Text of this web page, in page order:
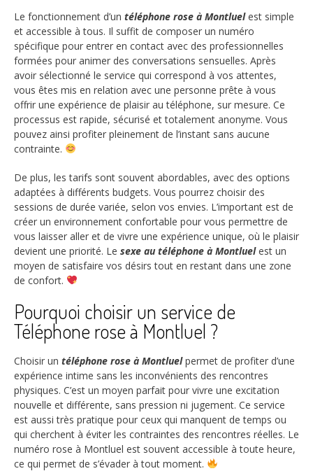
Le fonctionnement d’un téléphone rose à Montluelest simple
et accessible à tous. Il suffit de composer un numéro
spécifique pour entrer en contact avec des professionnelles
formées pour animer des conversations sensuelles. Après
avoir sélectionné le service qui correspond à vos attentes,
vous êtes mis en relation avec une personne prête à vous
offrir une expérience de plaisir au téléphone, sur mesure. Ce
processus est rapide, sécurisé et totalement anonyme. Vous
pouvez ainsi profiter pleinement de l’instant sans aucune
contrainte.
De plus, les tarifs sont souvent abordables, avec des options
adaptées à différents budgets. Vous pourrez choisir des
sessions de durée variée, selon vos envies. L’important est de
créer un environnement confortable pour vous permettre de
vous laisser aller et de vivre une expérience unique, où le plaisir
devient une priorité. Le sexe au téléphone à Montluelest un
moyen de satisfaire vos désirs tout en restant dans une zone
de confort.
Pourquoi choisir un service de
Téléphone rose à Montluel ?
Choisir un téléphone rose à Montluelpermet de profiter d’une
expérience intime sans les inconvénients des rencontres
physiques. C’est un moyen parfait pour vivre une excitation
nouvelle et différente, sans pression ni jugement. Ce service
est aussi très pratique pour ceux qui manquent de temps ou
qui cherchent à éviter les contraintes des rencontres réelles. Le
numéro rose à Montluel est souvent accessible à toute heure,
ce qui permet de s’évader à tout moment.